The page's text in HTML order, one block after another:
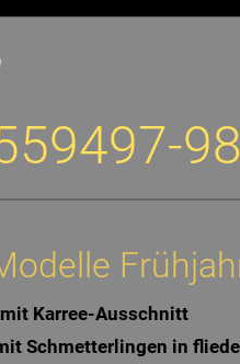
Karree-Ausschnitt
Schmetterlingen in